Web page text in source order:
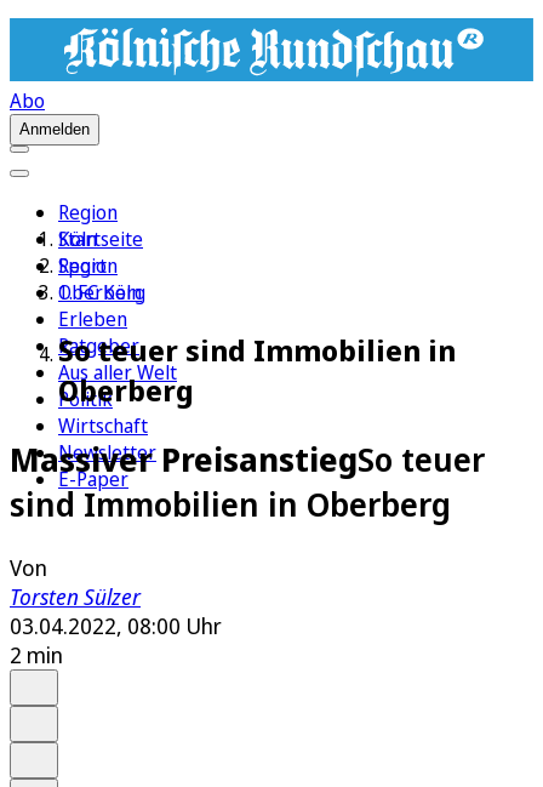
Abo
Anmelden
Region
Köln
Sport
1. FC Köln
Erleben
Ratgeber
Aus aller Welt
Politik
Wirtschaft
Newsletter
E-Paper
Startseite
Region
Oberberg
So teuer sind Immobilien in
Oberberg
Massiver PreisanstiegSo teuer
sind Immobilien in Oberberg
Von
Torsten Sülzer
03.04.2022, 08:00 Uhr
2 min